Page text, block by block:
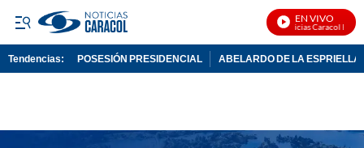
EN VIVO
Noticias Caracol En
Tendencias: POSESIÓN PRESIDENCIAL ABELARDO DE LA ESPRIELLA